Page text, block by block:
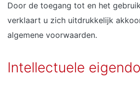
Door de toegang tot en het
verklaart u zich uitdrukkelijk
algemene voorwaarden.
Intellectuele